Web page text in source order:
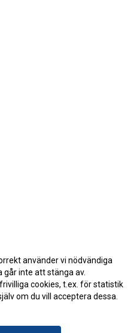
använder vi nödvändiga
går inte att stänga av.
cookies, t.ex. för statistik
om du vill acceptera dessa.